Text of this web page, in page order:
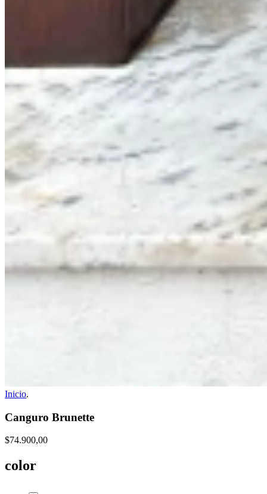
Inicio.
Canguro Brunette
$74.900,00
color